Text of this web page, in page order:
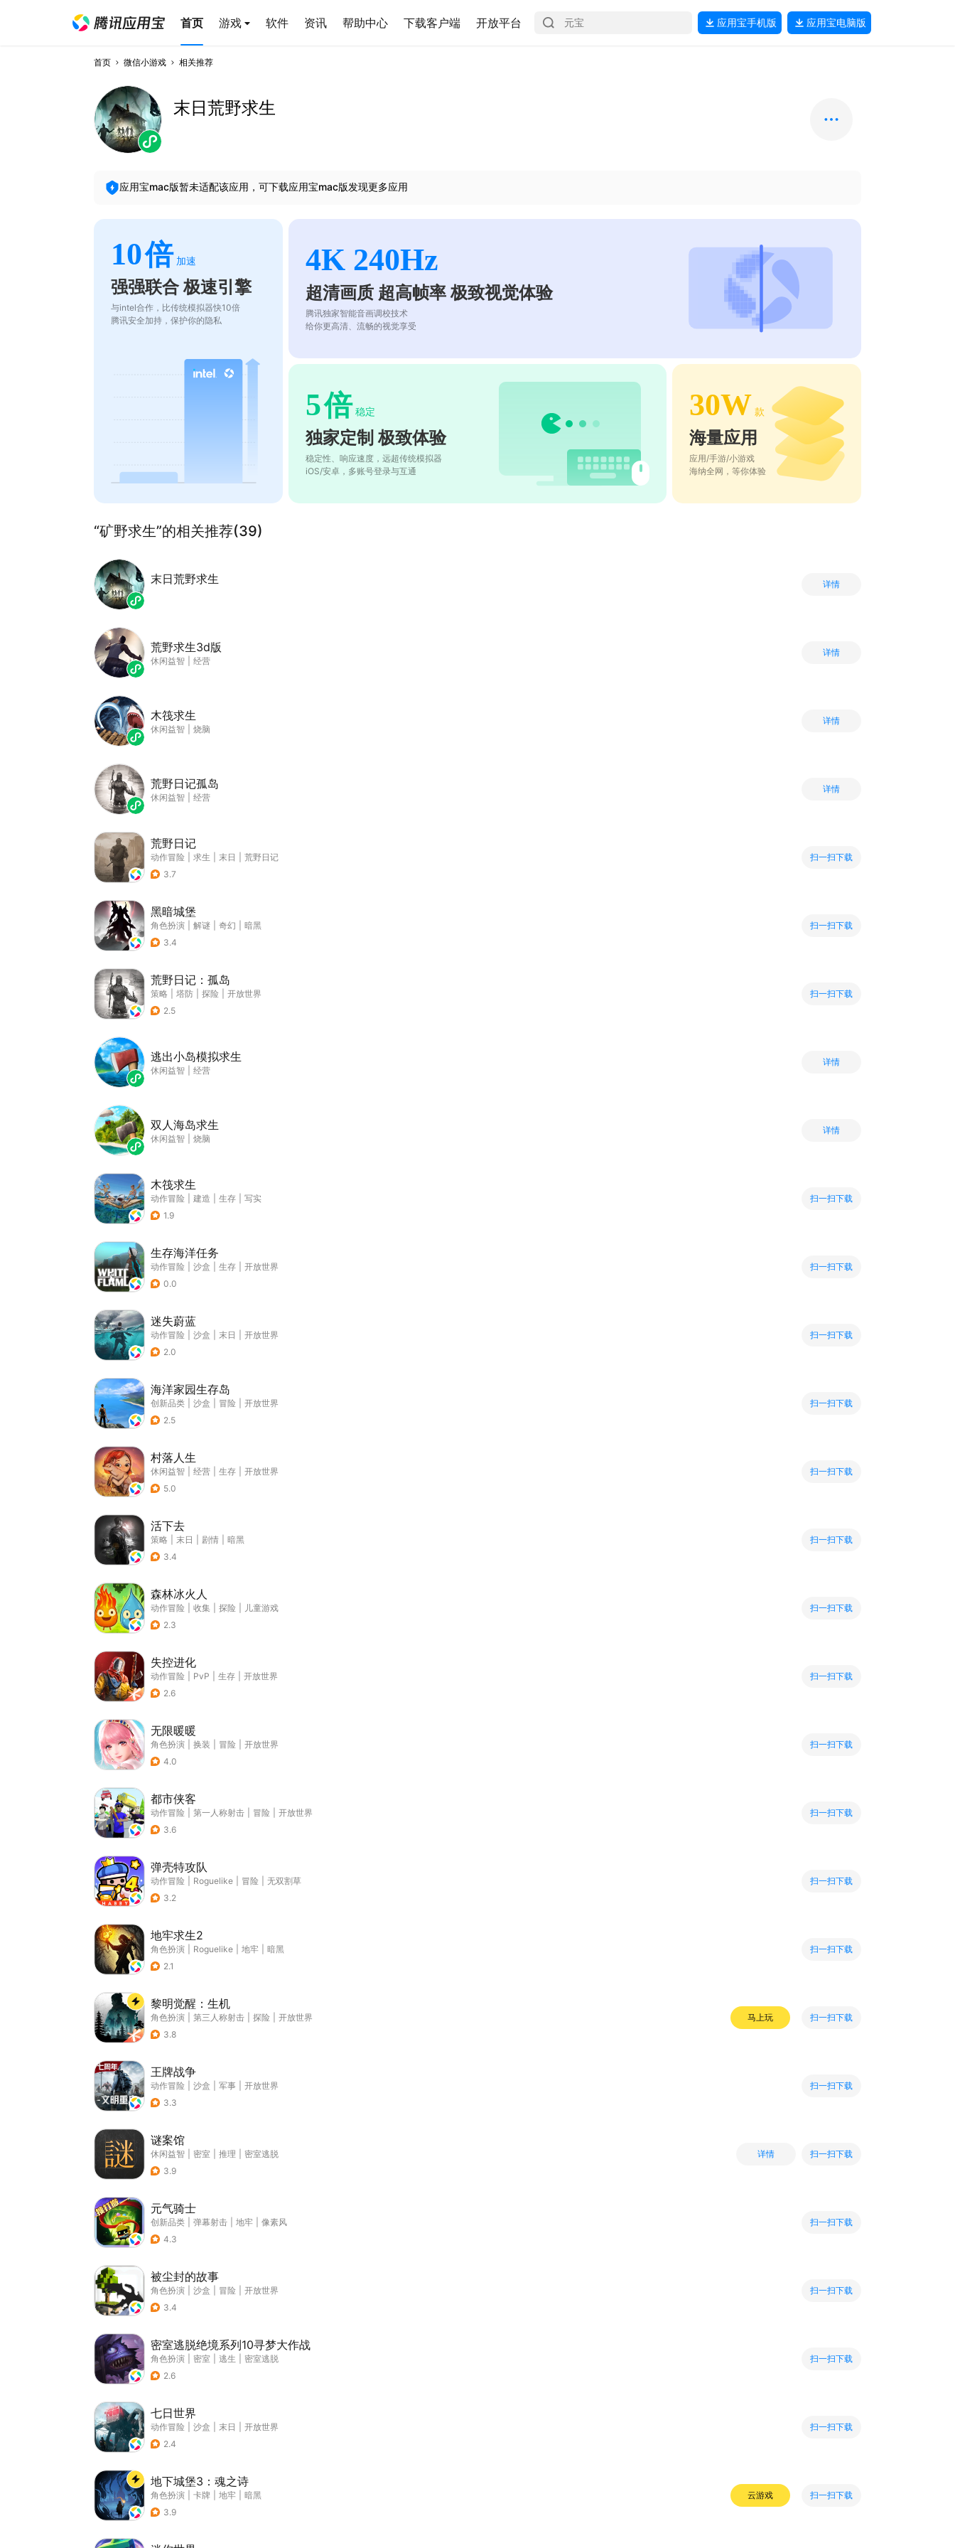
首页 游戏 软件 资讯 帮助中心 下载客户端 开放平台 应用宝手机版 应用宝电脑版
首页 微信小游戏 相关推荐
末日荒野求生
应用宝mac版暂未适配该应用，可下载应用宝mac版发现更多应用
10倍 加速
强强联合 极速引擎
与intel合作，比传统模拟器快10倍
腾讯安全加持，保护你的隐私
4K 240Hz
超清画质 超高帧率 极致视觉体验
腾讯独家智能音画调校技术
给你更高清、流畅的视觉享受
5倍 稳定
独家定制 极致体验
稳定性、响应速度，远超传统模拟器
iOS/安卓，多账号登录与互通
30W 款
海量应用
应用/手游/小游戏
海纳全网，等你体验
“矿野求生”的相关推荐(39)
末日荒野求生 详情
荒野求生3d版
休闲益智 经营
详情
木筏求生
休闲益智 烧脑
详情
荒野日记孤岛
休闲益智 经营
详情
荒野日记
动作冒险 求生 末日
荒野日记
3.7
扫一扫下载
黑暗城堡
角色扮演 解谜 奇幻
暗黑
3.4
扫一扫下载
荒野日记：孤岛
策略 塔防 探险
开放世界
2.5
扫一扫下载
逃出小岛模拟求生
休闲益智 经营
详情
双人海岛求生
休闲益智 烧脑
详情
木筏求生
动作冒险 建造 生存
写实
1.9
扫一扫下载
生存海洋任务
动作冒险 沙盒 生存
开放世界
0.0
扫一扫下载
迷失蔚蓝
动作冒险 沙盒 末日
开放世界
2.0
扫一扫下载
海洋家园生存岛
创新品类 沙盒 冒险
开放世界
2.5
扫一扫下载
村落人生
休闲益智 经营 生存
开放世界
5.0
扫一扫下载
活下去
策略 末日 剧情
暗黑
3.4
扫一扫下载
森林冰火人
动作冒险 收集 探险
儿童游戏
2.3
扫一扫下载
失控进化
动作冒险 PvP 生存
开放世界
2.6
扫一扫下载
无限暖暖
角色扮演 换装 冒险
开放世界
4.0
扫一扫下载
都市侠客
动作冒险 第一人称射击 冒险
开放世界
3.6
扫一扫下载
弹壳特攻队
动作冒险 Roguelike 冒险
无双割草
3.2
扫一扫下载
地牢求生2
角色扮演 Roguelike 地牢
暗黑
2.1
扫一扫下载
黎明觉醒：生机
角色扮演 第三人称射击 探险
开放世界
3.8
马上玩 扫一扫下载
王牌战争
动作冒险 沙盒 军事
开放世界
3.3
扫一扫下载
谜案馆
休闲益智 密室 推理
密室逃脱
3.9
详情 扫一扫下载
元气骑士
创新品类 弹幕射击 地牢
像素风
4.3
扫一扫下载
被尘封的故事
角色扮演 沙盒 冒险
开放世界
3.4
扫一扫下载
密室逃脱绝境系列10寻梦大作战
角色扮演 密室 逃生
密室逃脱
2.6
扫一扫下载
七日世界
动作冒险 沙盒 末日
开放世界
2.4
扫一扫下载
地下城堡3：魂之诗
角色扮演 卡牌 地牢
暗黑
3.9
云游戏 扫一扫下载